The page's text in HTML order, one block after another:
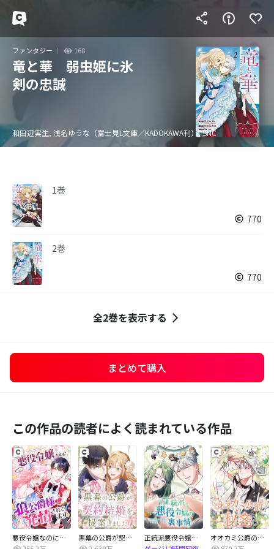
ファンタジー 168
竜と華 弱虫姫に氷
剣の忠誠
和田辺実生, 浅名ゆうな（富士見L文庫／KADOKAWA刊）, SNC
1巻
770
2巻
770
全2巻を表示する
まとめて購入
この作品の読者によく読まれている作品
悪役令嬢なのに、狼公爵様に発情されてます
黒幕の公爵が契約結婚を提案しました
正統派悪役令嬢の裏事情
オオカミ公爵の秘密